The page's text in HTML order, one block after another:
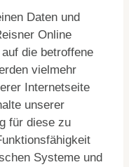
Daten und
Online
die betroffene
vielmehr
Internetseite
unserer
für diese zu
Systeme und